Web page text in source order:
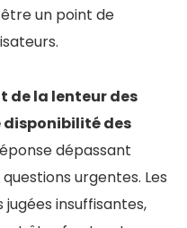
un point de
de la lenteur des
disponibilité des
dépassant
urgentes. Les
insuffisantes,